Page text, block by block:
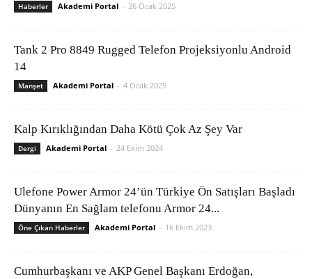
Haberler Akademi Portal - 26 Ocak 2025
Tank 2 Pro 8849 Rugged Telefon Projeksiyonlu Android
14
Manşet Akademi Portal - 4 Ocak 2025
Kalp Kırıklığından Daha Kötü Çok Az Şey Var
Dergi Akademi Portal - 24 Ekim 2024
Ulefone Power Armor 24’ün Türkiye Ön Satışları Başladı
Dünyanın En Sağlam telefonu Armor 24...
Öne Çıkan Haberler Akademi Portal - 16 Ekim 2023
Cumhurbaşkanı ve AKP Genel Başkanı Erdoğan,